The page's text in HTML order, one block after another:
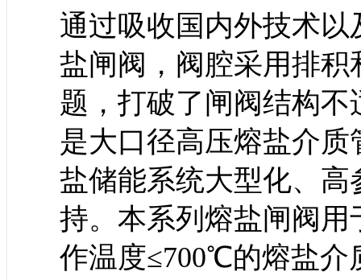
通过吸收国内外技术
盐闸阀，阀腔采用排
题，打破了闸阀结构
是大口径高压熔盐介
盐储能系统大型化、
持。本系列熔盐闸阀用
作温度≤700℃的熔盐介